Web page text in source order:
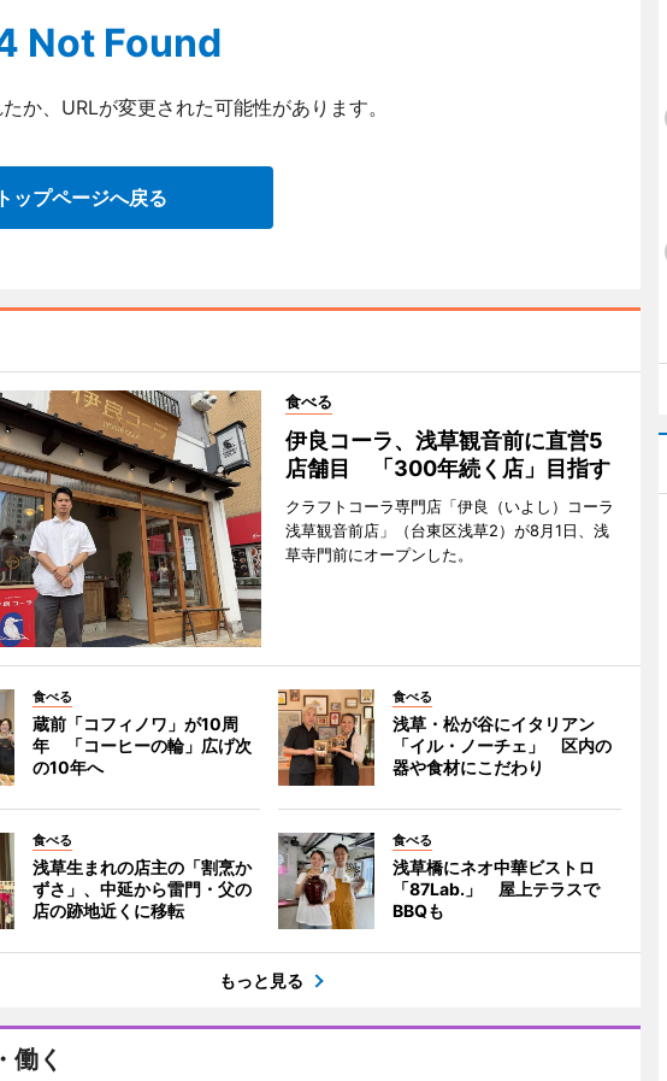
Not Found
か、URLが変更された可能性があります。
ップページへ戻る
食べる
伊良コーラ、浅草観音前に直営5
店舗目 「300年続く店」目指す
クラフトコーラ専門店「伊良（いよし）コーラ
浅草観音前店」（台東区浅草2）が8月1日、浅
草寺門前にオープンした。
食べる
蔵前「コフィノワ」が10周
年 「コーヒーの輪」広げ次
の10年へ
食べる
浅草・松が谷にイタリアン
「イル・ノーチェ」 区内の
器や食材にこだわり
食べる
浅草生まれの店主の「割烹か
ずさ」、中延から雷門・父の
店の跡地近くに移転
食べる
浅草橋にネオ中華ビストロ
「87Lab.」 屋上テラスで
BBQも
もっと見る
働く